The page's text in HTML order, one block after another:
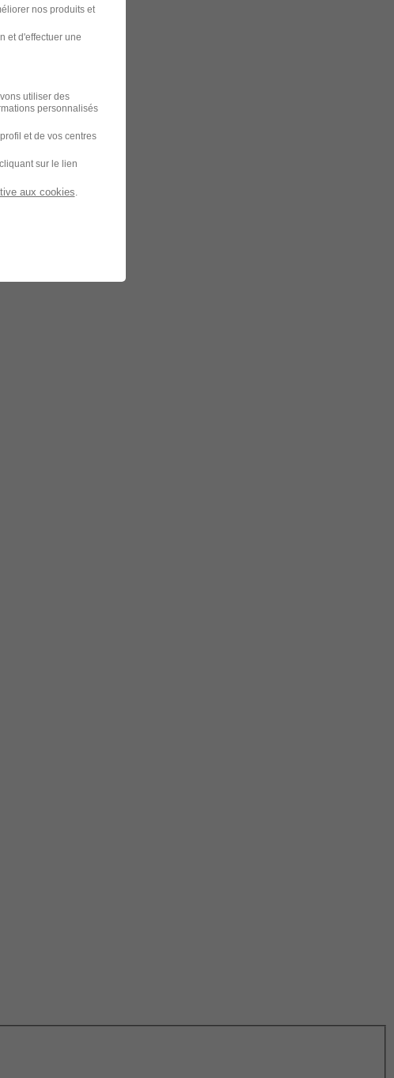
nos produits et
et d'effectuer une
utiliser des
personnalisés
et de vos centres
sur le lien
aux cookies